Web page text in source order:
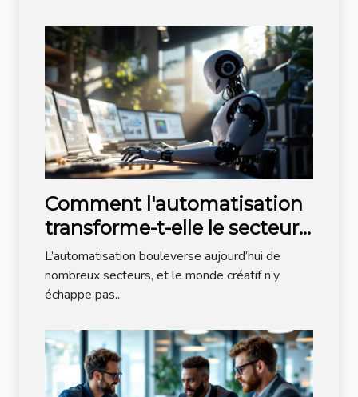
Comment l'automatisation
transforme-t-elle le secteur
créatif ?
L’automatisation bouleverse aujourd’hui de
nombreux secteurs, et le monde créatif n’y
échappe pas...